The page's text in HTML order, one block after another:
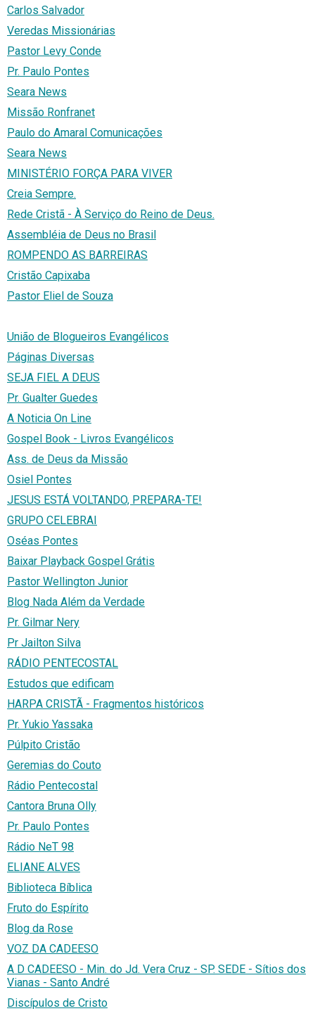
Carlos Salvador
Veredas Missionárias
Pastor Levy Conde
Pr. Paulo Pontes
Seara News
Missão Ronfranet
Paulo do Amaral Comunicações
Seara News
MINISTÉRIO FORÇA PARA VIVER
Creia Sempre.
Rede Cristã - À Serviço do Reino de Deus.
Assembléia de Deus no Brasil
ROMPENDO AS BARREIRAS
Cristão Capixaba
Pastor Eliel de Souza
União de Blogueiros Evangélicos
Páginas Diversas
SEJA FIEL A DEUS
Pr. Gualter Guedes
A Noticia On Line
Gospel Book - Livros Evangélicos
Ass. de Deus da Missão
Osiel Pontes
JESUS ESTÁ VOLTANDO, PREPARA-TE!
GRUPO CELEBRAI
Oséas Pontes
Baixar Playback Gospel Grátis
Pastor Wellington Junior
Blog Nada Além da Verdade
Pr. Gilmar Nery
Pr Jailton Silva
RÁDIO PENTECOSTAL
Estudos que edificam
HARPA CRISTÃ - Fragmentos históricos
Pr. Yukio Yassaka
Púlpito Cristão
Geremias do Couto
Rádio Pentecostal
Cantora Bruna Olly
Pr. Paulo Pontes
Rádio NeT 98
ELIANE ALVES
Biblioteca Bíblica
Fruto do Espírito
Blog da Rose
VOZ DA CADEESO
A D CADEESO - Min. do Jd. Vera Cruz - SP. SEDE - Sítios dos
Vianas - Santo André
Discípulos de Cristo